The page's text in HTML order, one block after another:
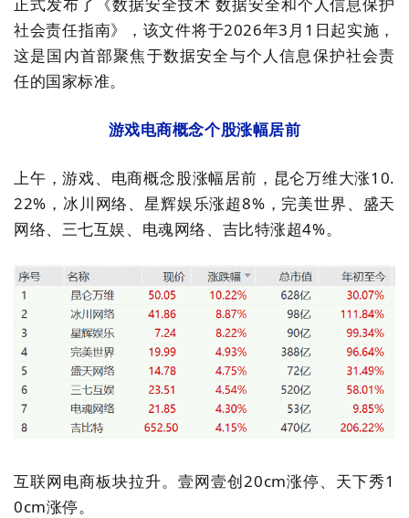
社会责任指南》，该文件将于2026年3 月 1 日起实施，
这是国内首部聚焦于数据安全与个人信息保护社会责
任的国家标准。
游戏电商概念个股涨幅居前
上午，游戏、电商概念股涨幅居前，昆仑万维大涨10.
22% ，冰川网络、星辉娱乐涨超8% ，完美世界、盛天
网络、三七互娱、电魂网络、吉比特涨超4%。
互联网电商板块拉升。壹网壹创20cm涨停、天下秀1
0cm涨停。